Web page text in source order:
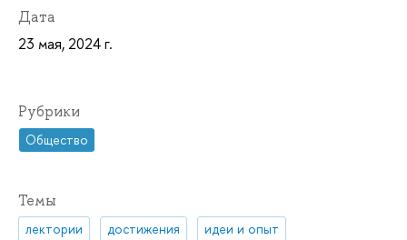
Дата
23 мая, 2024 г.
Рубрики
Общество
Темы
лектории достижения
идеи и опыт